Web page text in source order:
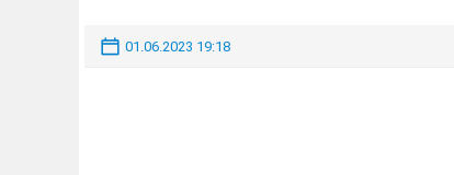
01.06.2023 19:18